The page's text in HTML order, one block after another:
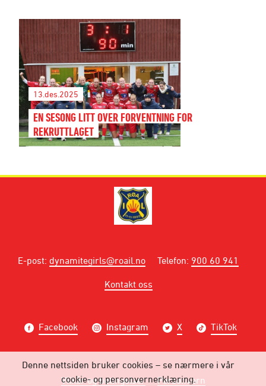
13.des.2025
EN SESONG LITT OVER FORVENTNING FOR
REKRUTTLAGET
E-post: dynamitegirls@roail.no Telefon: 900 60 941
Kontakt oss
Facebook Instagram X TikTok
Vilkår og betingelser Personvern
Denne nettsiden bruker cookies – se nærmere i vår
cookie- og personvernerklæring.